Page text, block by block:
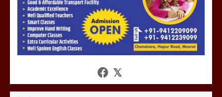
March 11, 2025
आखिर क्यों जैनुल सालीकिन को शहर काजी नहीं
शफीकुर्रहमान रहमान ने